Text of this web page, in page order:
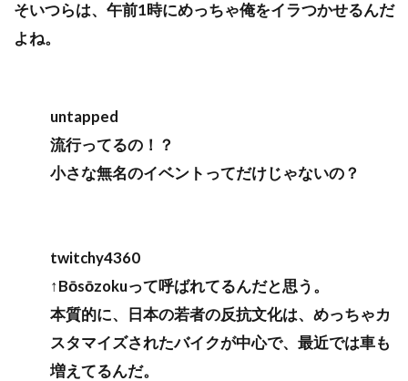
そいつらは、午前1時にめっちゃ俺をイラつかせるんだ
よね。
untapped
流行ってるの！？
小さな無名のイベントってだけじゃないの？
twitchy4360
↑Bōsōzokuって呼ばれてるんだと思う。
本質的に、日本の若者の反抗文化は、めっちゃカ
スタマイズされたバイクが中心で、最近では車も
増えてるんだ。